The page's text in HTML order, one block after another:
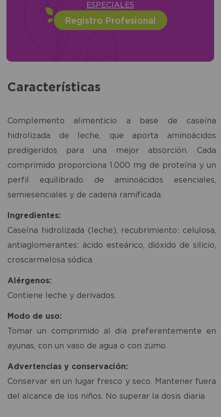
ESPECIALES
Registro Profesional
Características
Complemento alimenticio a base de caseína
hidrolizada de leche, que aporta aminoácidos
predigeridos para una mejor absorción. Cada
comprimido proporciona 1.000 mg de proteína y un
perfil equilibrado de aminoácidos esenciales,
semiesenciales y de cadena ramificada.
Ingredientes:
Caseína hidrolizada (leche), recubrimiento: celulosa,
antiaglomerantes: ácido esteárico, dióxido de silicio,
croscarmelosa sódica.
Alérgenos:
Contiene leche y derivados.
Modo de uso:
Tomar un comprimido al día preferentemente en
ayunas, con un vaso de agua o con zumo.
Advertencias y conservación:
Conservar en un lugar fresco y seco. Mantener fuera
del alcance de los niños. No superar la dosis diaria